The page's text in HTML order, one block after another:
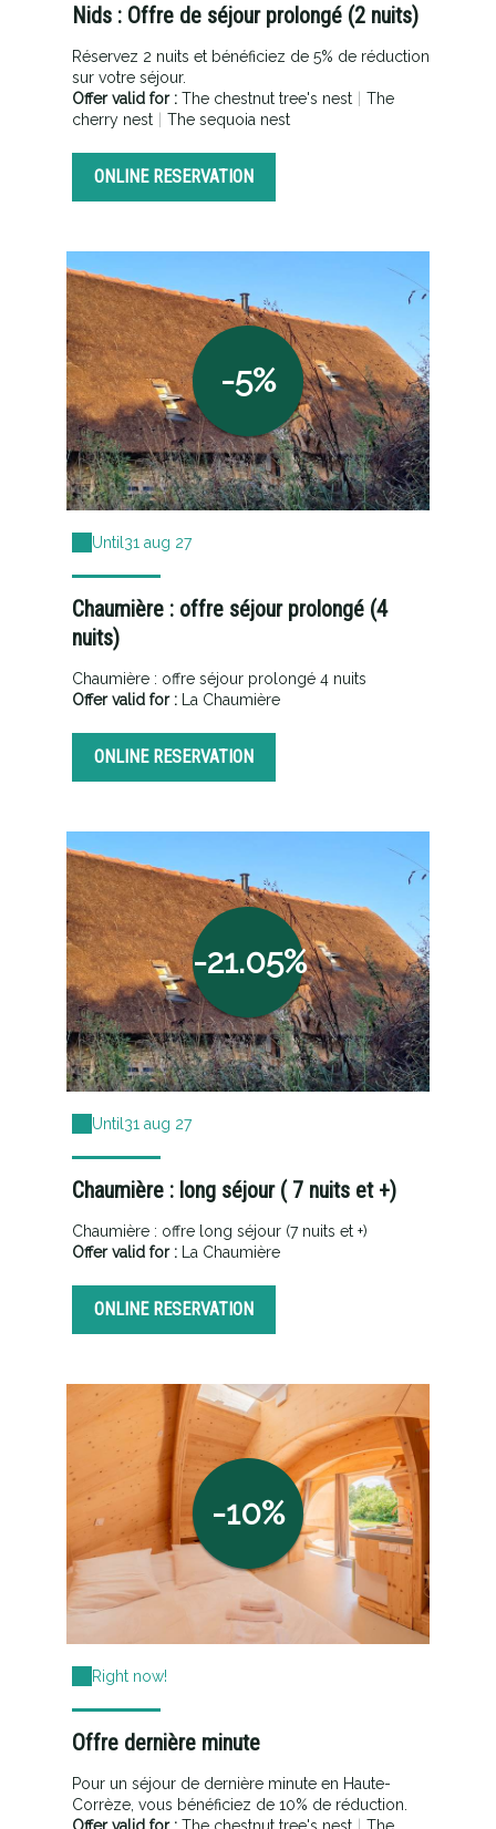
Nids : Offre de séjour prolongé (2 nuits)
Réservez 2 nuits et bénéficiez de 5% de réduction
sur votre séjour.
Offer valid for : The chestnut tree's nest
The
cherry nest
The sequoia nest
ONLINE RESERVATION
-5%
Until 31 aug 27
Chaumière : offre séjour prolongé (4
nuits)
Chaumière : offre séjour prolongé 4 nuits
Offer valid for : La Chaumière
ONLINE RESERVATION
-21.05%
Until 31 aug 27
Chaumière : long séjour ( 7 nuits et +)
Chaumière : offre long séjour (7 nuits et +)
Offer valid for : La Chaumière
ONLINE RESERVATION
-10%
Right now!
Offre dernière minute
Pour un séjour de dernière minute en Haute-
Corrèze, vous bénéficiez de 10% de réduction.